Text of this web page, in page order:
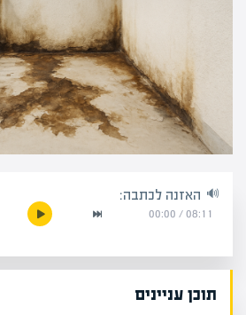
האזנה לכתבה:
08:11
/
00:00
תוכן עניינים